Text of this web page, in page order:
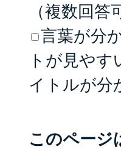
（複数回答
言葉が分
トが見やす
イトルが分
このページ